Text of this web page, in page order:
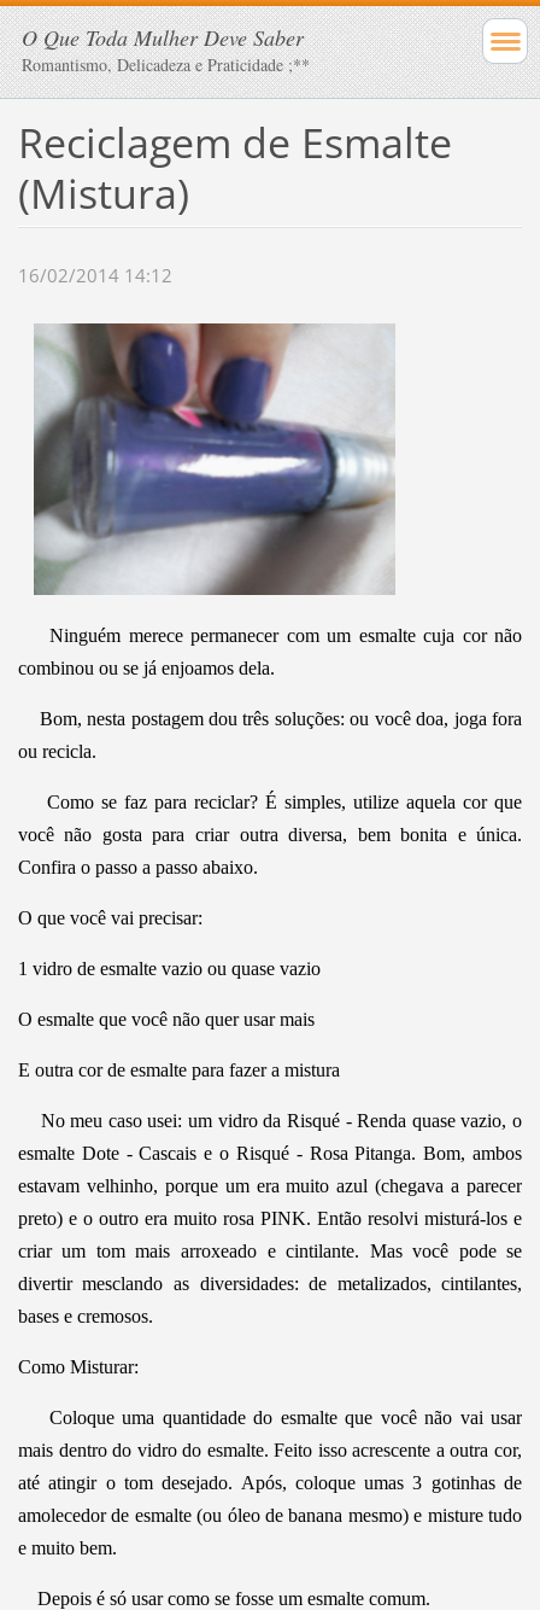
O Que Toda Mulher Deve Saber
Romantismo, Delicadeza e Praticidade ;**
Reciclagem de Esmalte
(Mistura)
16/02/2014 14:12
Ninguém merece permanecer com um esmalte cuja cor não
combinou ou se já enjoamos dela.
Bom, nesta postagem dou três soluções: ou você doa, joga fora
ou recicla.
Como se faz para reciclar? É simples, utilize aquela cor que
você não gosta para criar outra diversa, bem bonita e única.
Confira o passo a passo abaixo.
O que você vai precisar:
1 vidro de esmalte vazio ou quase vazio
O esmalte que você não quer usar mais
E outra cor de esmalte para fazer a mistura
No meu caso usei: um vidro da Risqué - Renda quase vazio, o
esmalte Dote - Cascais e o Risqué - Rosa Pitanga. Bom, ambos
estavam velhinho, porque um era muito azul (chegava a parecer
preto) e o outro era muito rosa PINK. Então resolvi misturá-los e
criar um tom mais arroxeado e cintilante. Mas você pode se
divertir mesclando as diversidades: de metalizados, cintilantes,
bases e cremosos.
Como Misturar:
Coloque uma quantidade do esmalte que você não vai usar
mais dentro do vidro do esmalte. Feito isso acrescente a outra cor,
até atingir o tom desejado. Após, coloque umas 3 gotinhas de
amolecedor de esmalte (ou óleo de banana mesmo) e misture tudo
e muito bem.
Depois é só usar como se fosse um esmalte comum.